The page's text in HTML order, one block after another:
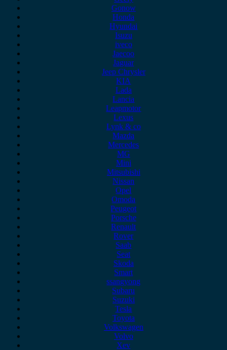
Gonow
Honda
Hyundai
Isuzu
iveco
Jaecoo
Jaguar
Jeep Chrysler
KIA
Lada
Lancia
Leapmotor
Lexus
Lynk & co
Mazda
Mercedes
MG
Mini
Mitsubishi
Nissan
Opel
Omoda
Peugeot
Porsche
Renault
Rover
Saab
Seat
Skoda
Smart
ssangyong
Subaru
Suzuki
Tesla
Toyota
Volkswagen
Volvo
Xev